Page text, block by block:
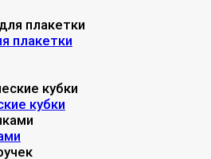
плакетки
кубки